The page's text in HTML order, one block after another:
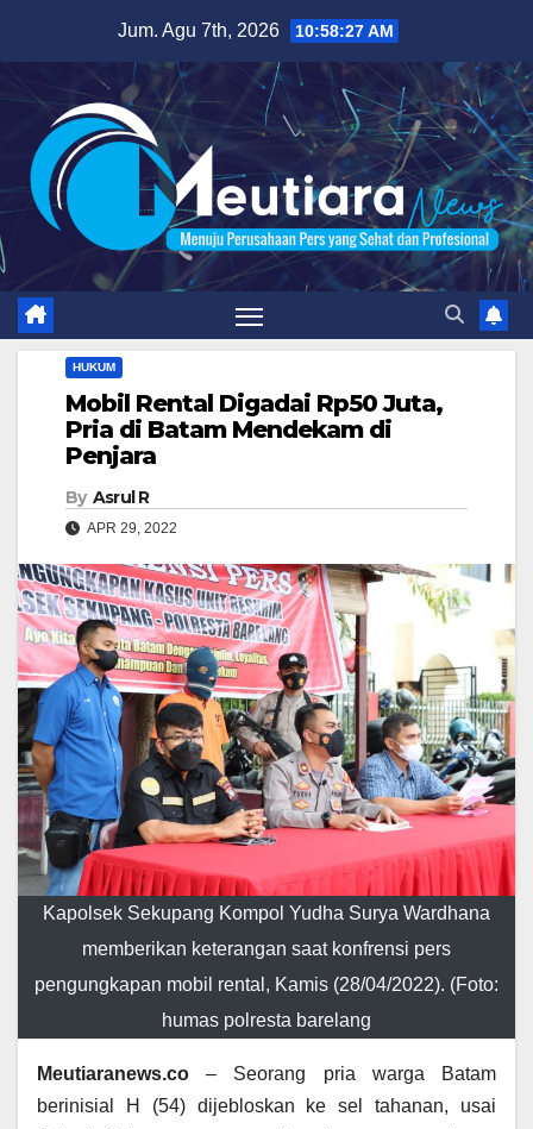
content
Jum. Agu 7th, 2026 10:58:28 AM
HUKUM
Mobil Rental Digadai Rp50 Juta,
Pria di Batam Mendekam di
Penjara
By Asrul R
APR 29, 2022
Kapolsek Sekupang Kompol Yudha Surya Wardhana
memberikan keterangan saat konfrensi pers
pengungkapan mobil rental, Kamis (28/04/2022). (Foto:
humas polresta barelang
Meutiaranews.co – Seorang pria warga Batam
berinisial H (54) dijebloskan ke sel tahanan, usai